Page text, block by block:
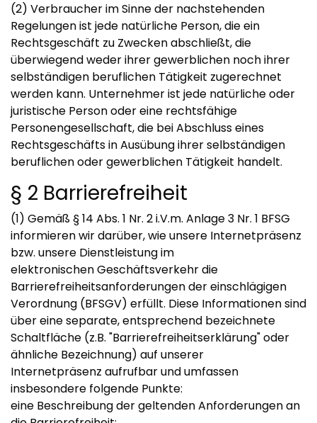
(2) Verbraucher im Sinne der nachstehenden
Regelungen ist jede natürliche Person, die ein
Rechtsgeschäft zu Zwecken abschließt, die
überwiegend weder ihrer gewerblichen noch ihrer
selbständigen beruflichen Tätigkeit zugerechnet
werden kann. Unternehmer ist jede natürliche oder
juristische Person oder eine rechtsfähige
Personengesellschaft, die bei Abschluss eines
Rechtsgeschäfts in Ausübung ihrer selbständigen
beruflichen oder gewerblichen Tätigkeit handelt.
§ 2 Barrierefreiheit
(1) Gemäß § 14 Abs. 1 Nr. 2 i.V.m. Anlage 3 Nr. 1 BFSG
informieren wir darüber, wie unsere Internetpräsenz
bzw. unsere Dienstleistung im
elektronischen Geschäftsverkehr die
Barrierefreiheitsanforderungen der einschlägigen
Verordnung (BFSGV) erfüllt. Diese Informationen sind
über eine separate, entsprechend bezeichnete
Schaltfläche (z.B. "Barrierefreiheitserklärung" oder
ähnliche Bezeichnung) auf unserer
Internetpräsenz aufrufbar und umfassen
insbesondere folgende Punkte:
eine Beschreibung der geltenden Anforderungen an